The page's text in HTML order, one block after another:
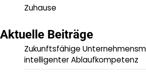
Zuhause
Aktuelle Beiträge
Zukunftsfähige
intelligenter Ablaufkompetenz